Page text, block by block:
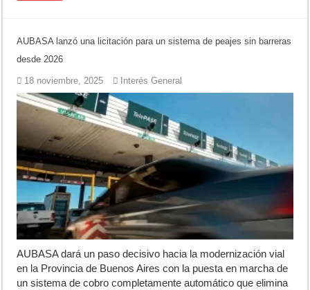
AUBASA lanzó una licitación para un sistema de peajes sin barreras
desde 2026
18 noviembre, 2025 Interés General
AUBASA dará un paso decisivo hacia la modernización vial
en la Provincia de Buenos Aires con la puesta en marcha de
un sistema de cobro completamente automático que elimina